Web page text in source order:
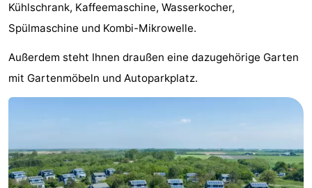
Schönste
Aussichtspunkte
Übernachten
Appartements
Bosch
en
-
De
-
Kühlschrank, Kaffeemaschine, Wasserkocher,
Spülmaschine und Kombi-Mikrowelle.
Außerdem steht Ihnen draußen eine dazugehörige Garten
mit Gartenmöbeln und Autoparkplatz.